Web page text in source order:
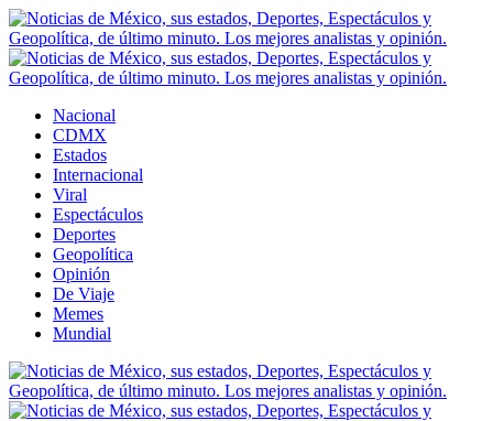
Nacional
CDMX
Estados
Internacional
Viral
Espectáculos
Deportes
Geopolítica
Opinión
De Viaje
Memes
Mundial